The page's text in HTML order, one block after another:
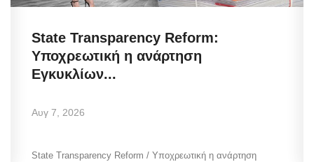
State Transparency Reform:
Υποχρεωτική η ανάρτηση
Εγκυκλίων...
Αυγ 7, 2026
State Transparency Reform / Υποχρεωτική η ανάρτηση